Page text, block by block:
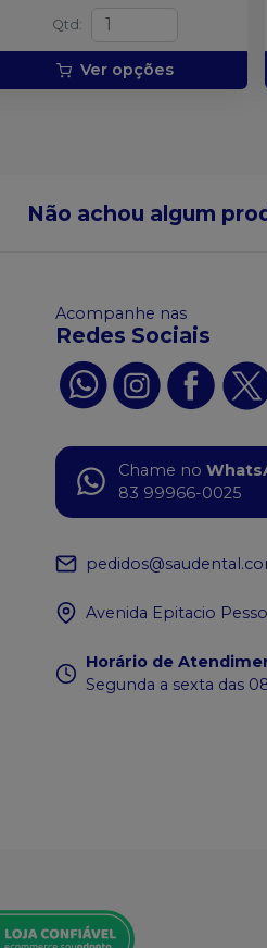
Qtd :
Ver opções
Não achou algum
Acompanhe nas
Redes Sociais
Chame no
83 99966-0025
Avenida Epitacio
Horário de
Segunda a sexta das